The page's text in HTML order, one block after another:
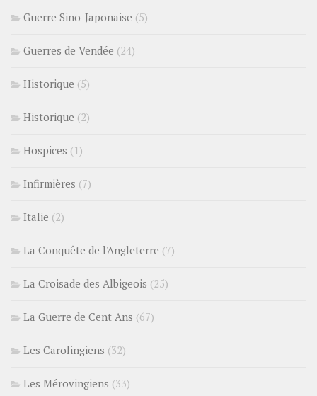
Guerre Sino-Japonaise (5)
Guerres de Vendée (24)
Historique (5)
Historique (2)
Hospices (1)
Infirmières (7)
Italie (2)
La Conquête de l'Angleterre (7)
La Croisade des Albigeois (25)
La Guerre de Cent Ans (67)
Les Carolingiens (32)
Les Mérovingiens (33)